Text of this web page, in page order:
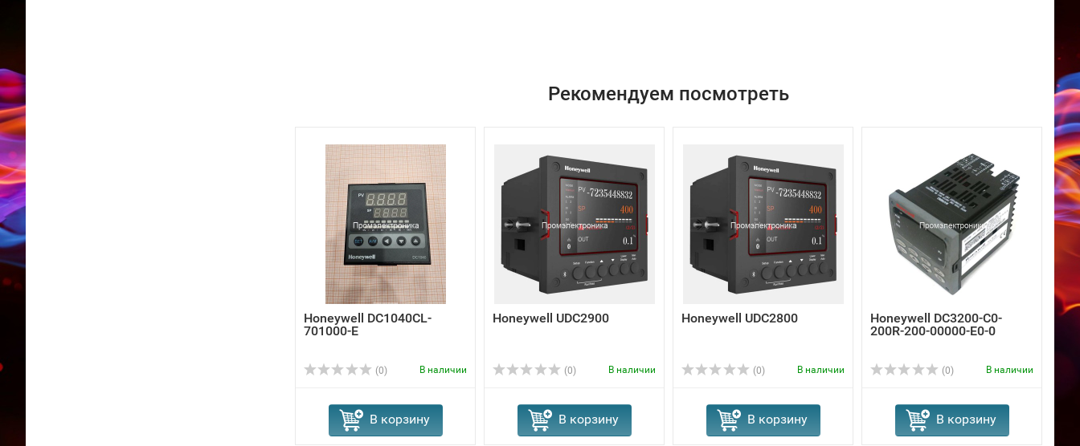
Рекомендуем посмотреть
Honeywell DC1040CL-
701000-E
(0) В наличии
В корзину
Honeywell UDC2900
(0) В наличии
В корзину
Honeywell UDC2800
(0) В наличии
В корзину
Honeywell DC3200-C0-
200R-200-00000-E0-0
(0) В наличии
В корзину